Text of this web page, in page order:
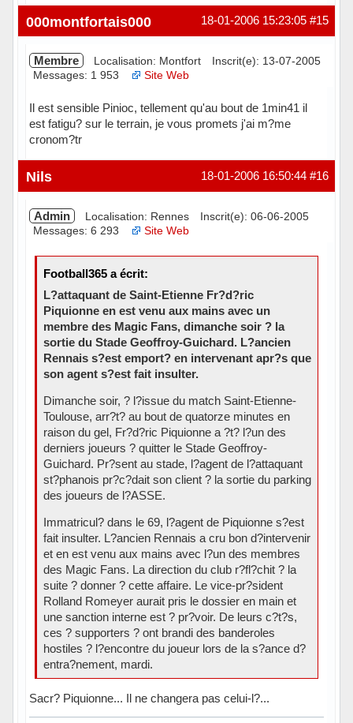
Hors ligne #15
18-01-2006 15:23:05
000montfortais000
Membre Localisation: Montfort
Inscrit(e): 13-07-2005
Messages: 1 953
Site Web
Il est sensible Pinioc, tellement qu'au bout de 1min41 il
est fatigu? sur le terrain, je vous promets j'ai m?me
cronom?tr
Hors ligne #16
18-01-2006 16:50:44
Nils
Admin Localisation: Rennes
Inscrit(e): 06-06-2005
Messages: 6 293
Site Web
Football365 a écrit:
L?attaquant de Saint-Etienne Fr?d?ric
Piquionne en est venu aux mains avec un
membre des Magic Fans, dimanche soir ? la
sortie du Stade Geoffroy-Guichard. L?ancien
Rennais s?est emport? en intervenant apr?s que
son agent s?est fait insulter.
Dimanche soir, ? l?issue du match Saint-Etienne-
Toulouse, arr?t? au bout de quatorze minutes en
raison du gel, Fr?d?ric Piquionne a ?t? l?un des
derniers joueurs ? quitter le Stade Geoffroy-
Guichard. Pr?sent au stade, l?agent de l?attaquant
st?phanois pr?c?dait son client ? la sortie du parking
des joueurs de l?ASSE.
Immatricul? dans le 69, l?agent de Piquionne s?est
fait insulter. L?ancien Rennais a cru bon d?intervenir
et en est venu aux mains avec l?un des membres
des Magic Fans. La direction du club r?fl?chit ? la
suite ? donner ? cette affaire. Le vice-pr?sident
Rolland Romeyer aurait pris le dossier en main et
une sanction interne est ? pr?voir. De leurs c?t?s,
ces ? supporters ? ont brandi des banderoles
hostiles ? l?encontre du joueur lors de la s?ance d?
entra?nement, mardi.
Sacr? Piquionne... Il ne changera pas celui-l?...